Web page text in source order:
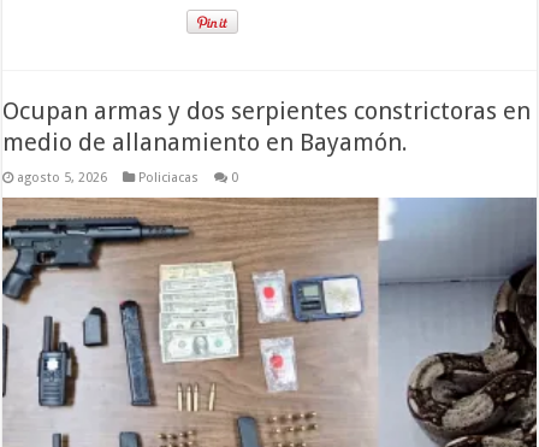
Ocupan armas y dos serpientes constrictoras en
medio de allanamiento en Bayamón.
agosto 5, 2026 Policiacas 0